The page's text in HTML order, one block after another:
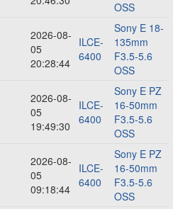
OSS
2026-08-
05
20:28:44
ILCE-
6400
Sony E 18-
135mm
F3.5-5.6
OSS
2026-08-
05
19:49:30
ILCE-
6400
Sony E PZ
16-50mm
F3.5-5.6
OSS
2026-08-
05
09:18:44
ILCE-
6400
Sony E PZ
16-50mm
F3.5-5.6
OSS